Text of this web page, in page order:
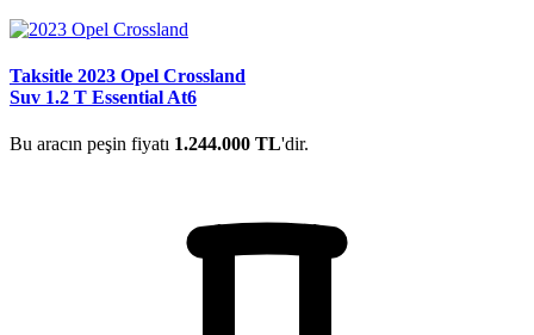
Taksitle 2023 Opel Crossland
Suv 1.2 T Essential At6
Bu aracın peşin fiyatı 1.244.000 TL'dir.